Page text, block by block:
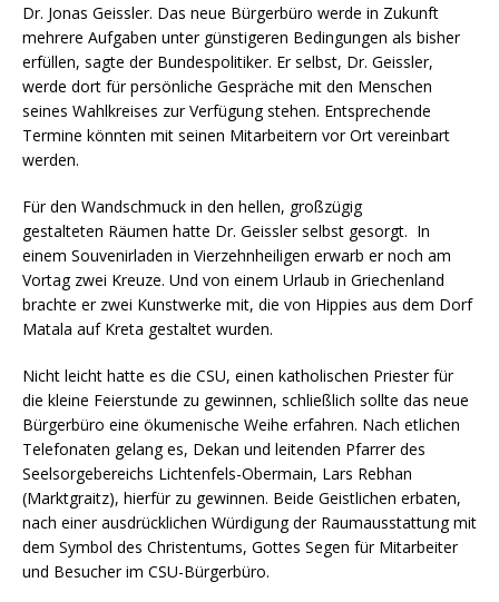
Dr. Jonas Geissler. Das neue Bürgerbüro werde in Zukunft
mehrere Aufgaben unter günstigeren Bedingungen als bisher
erfüllen, sagte der Bundespolitiker. Er selbst, Dr. Geissler,
werde dort für persönliche Gespräche mit den Menschen
seines Wahlkreises zur Verfügung stehen. Entsprechende
Termine könnten mit seinen Mitarbeitern vor Ort vereinbart
werden.
Für den Wandschmuck in den hellen, großzügig
gestalteten Räumen hatte Dr. Geissler selbst gesorgt. In
einem Souvenirladen in Vierzehnheiligen erwarb er noch am
Vortag zwei Kreuze. Und von einem Urlaub in Griechenland
brachte er zwei Kunstwerke mit, die von Hippies aus dem Dorf
Matala auf Kreta gestaltet wurden.
Nicht leicht hatte es die CSU, einen katholischen Priester für
die kleine Feierstunde zu gewinnen, schließlich sollte das neue
Bürgerbüro eine ökumenische Weihe erfahren. Nach etlichen
Telefonaten gelang es, Dekan und leitenden Pfarrer des
Seelsorgebereichs Lichtenfels-Obermain, Lars Rebhan
(Marktgraitz), hierfür zu gewinnen. Beide Geistlichen erbaten,
nach einer ausdrücklichen Würdigung der Raumausstattung mit
dem Symbol des Christentums, Gottes Segen für Mitarbeiter
und Besucher im CSU-Bürgerbüro.